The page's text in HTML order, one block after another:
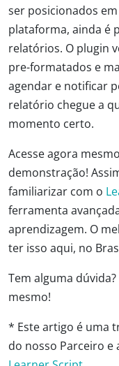
ser posicionados
plataforma, ainda é
relatórios. O plugin
pre-formatados e
agendar e notificar
relatório chegue a
momento certo.
Acesse agora
demonstração!
familiarizar com o
ferramenta
aprendizagem. O
ter isso aqui, no
Tem alguma
mesmo!
* Este artigo é uma
do nosso Parceiro e